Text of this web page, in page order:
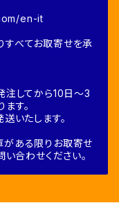
en-it
すべてお取寄せを承
注してから10日～3
す。
いたします。
がある限りお取寄せ
い合わせください。